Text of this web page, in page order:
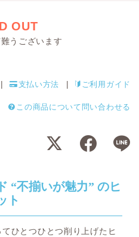
OUT
うございます
支払い方法 ご利用ガイド
この商品について問い合わせる
“不揃いが魅力” のヒ
ト
ひとつひとつ削り上げたヒ